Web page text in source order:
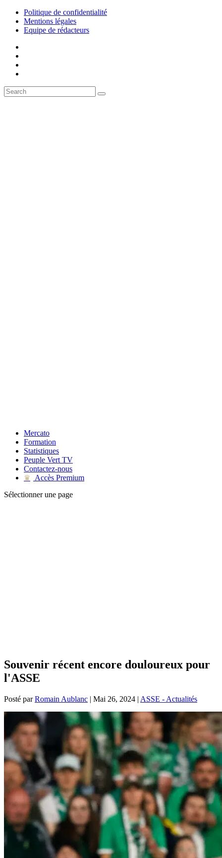
Politique de confidentialité
Mentions légales
Equipe de rédacteurs
Mercato
Formation
Statistiques
Peuple Vert TV
Contactez-nous
♛
Accès Premium
Sélectionner une page
Souvenir récent encore douloureux pour
l'ASSE
Posté parRomain Aublanc | Mai 26, 2024 | ASSE - Actualités